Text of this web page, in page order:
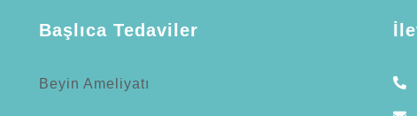
Başlıca Tedaviler
Beyin Ameliyatı